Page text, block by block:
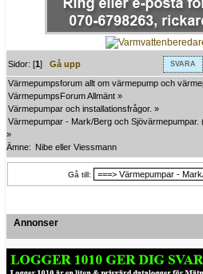
SVARA
Sidor: [1]Gå upp
Värmepumpsforum allt om värmepump och
VärmepumpsForum Allmänt »
Värmepumpar och installationsfrågor. »
Värmepumpar - Mark/Berg och Sjövärmepumpar.
»
Ämne: Nibe eller Viessmann
Gå till:
Annonser